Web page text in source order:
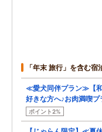
「年末 旅行」を含む宿
≪愛犬同伴プラン≫【
好きな方へ♪お肉満喫プ
ポイント2%